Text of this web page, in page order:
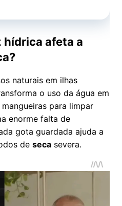
hídrica afeta a
naturais em ilhas
o uso da água em
para limpar
enorme falta de
gota guardada ajuda a
de seca severa.